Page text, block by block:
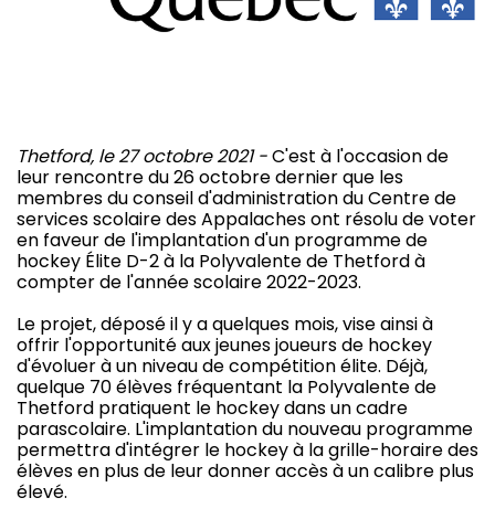
Thetford, le 27 octobre 2021 -C'est à l'occasion de
leur rencontre du 26 octobre dernier que les
membres du conseil d'administration du Centre de
services scolaire des Appalaches ont résolu de voter
en faveur de l'implantation d'un programme de
hockey Élite D-2 à la Polyvalente de Thetford à
compter de l'année scolaire 2022-2023.
Le projet, déposé il y a quelques mois, vise ainsi à
offrir l'opportunité aux jeunes joueurs de hockey
d'évoluer à un niveau de compétition élite. Déjà,
quelque 70 élèves fréquentant la Polyvalente de
Thetford pratiquent le hockey dans un cadre
parascolaire. L'implantation du nouveau programme
permettra d'intégrer le hockey à la grille-horaire des
élèves en plus de leur donner accès à un calibre plus
élevé.